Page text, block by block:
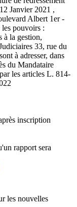
Janvier 2021 ,
Albert 1er -
pouvoirs :
à la gestion,
33, rue du
à adresser, dans
du Mandataire
les articles L. 814-
inscription
rapport sera
les nouvelles